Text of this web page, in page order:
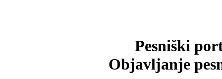
Pesniški
Objavljanje